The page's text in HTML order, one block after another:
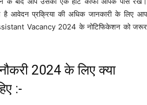
आवेदन प्रक्रिया की अधिक जानकारी के लिए आप
Vacancy 2024 के नोटिफिकेशन को जरूर
2024 के लिए क्या
:-